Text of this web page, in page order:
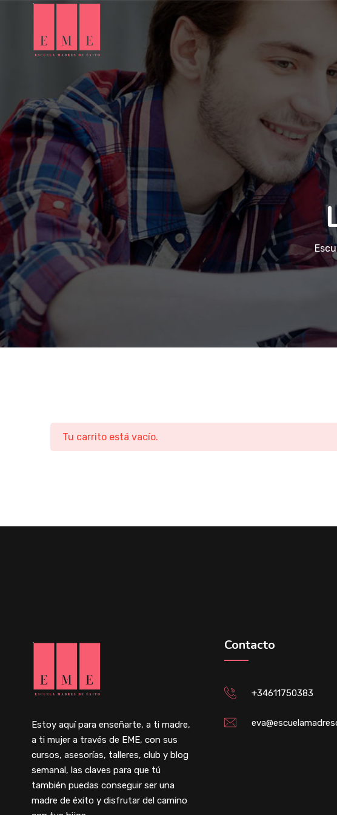
Tu carrito está vacío.
Estoy aquí para enseñarte, a ti madre,
a ti mujer a través de EME, con sus
cursos, asesorías, talleres, club y blog
semanal, las claves para que tú
también puedas conseguir ser una
madre de éxito y disfrutar del camino
Contacto
+34611750383